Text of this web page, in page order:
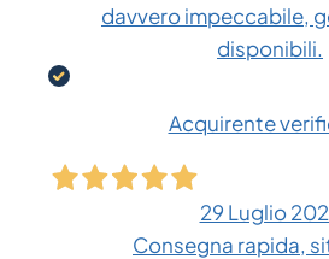
davvero impeccabile,
disponibili.
Acquirente
29 Luglio
Consegna rapida,